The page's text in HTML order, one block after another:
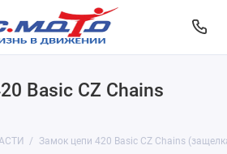
Basic CZ Chains
Замок цепи 420 Basic CZ Chains